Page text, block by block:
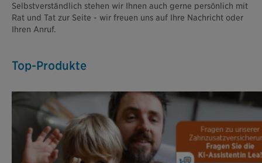
Selbstverständlich stehen wir Ihnen auch gerne persönlich mit
Rat und Tat zur Seite - wir freuen uns auf Ihre Nachricht oder
Ihren Anruf.
Top-Produkte